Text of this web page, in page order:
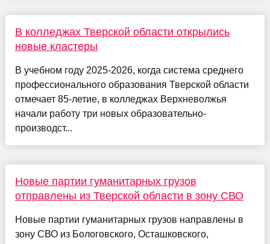
В колледжах Тверской области открылись
новые кластеры
В учебном году 2025-2026, когда система среднего
профессионального образования Тверской области
отмечает 85-летие, в колледжах Верхневолжья
начали работу три новых образовательно-
производст...
Новые партии гуманитарных грузов
отправлены из Тверской области в зону СВО
Новые партии гуманитарных грузов направлены в
зону СВО из Бологовского, Осташковского,